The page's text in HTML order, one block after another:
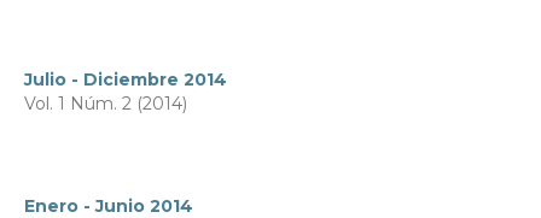
Julio - Diciembre 2014
Vol. 1 Núm. 2 (2014)
Enero - Junio 2014